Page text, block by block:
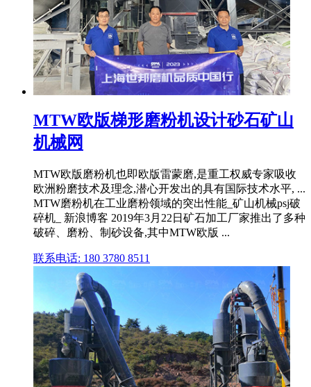
MTW欧版梯形磨粉机设计砂石矿山
机械网
MTW欧版磨粉机也即欧版雷蒙磨,是重工权威专家吸收
欧洲粉磨技术及理念,潜心开发出的具有国际技术水平, ...
MTW磨粉机在工业磨粉领域的突出性能_矿山机械psj破
碎机_ 新浪博客 2019年3月22日矿石加工厂家推出了多种
破碎、磨粉、制砂设备,其中MTW欧版 ...
联系电话: 180 3780 8511